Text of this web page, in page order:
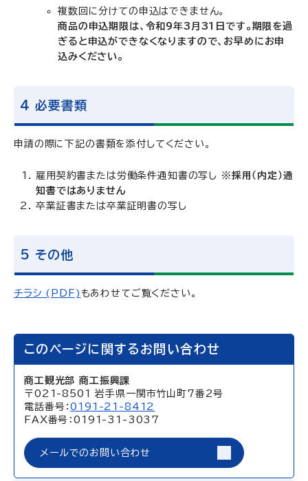
複数回に分けての申込はできません。
商品の申込期限は、令和9年3月31日です。期限を過
ぎると申込ができなくなりますので、お早めにお申
込みください。
4 必要書類
申請の際に下記の書類を添付してください。
雇用契約書または労働条件通知書の写し ※採用（内定）通
知書ではありません
卒業証書または卒業証明書の写し
5 その他
チラシ (PDF) もあわせてご覧ください。
このページに関するお問い合わせ
商工観光部 商工振興課
〒021-8501 岩手県一関市竹山町7番2号
電話番号：0191-21-8412
FAX番号：0191-31-3037
メールでのお問い合わせ